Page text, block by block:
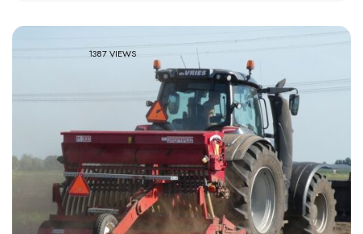
1387 VIEWS